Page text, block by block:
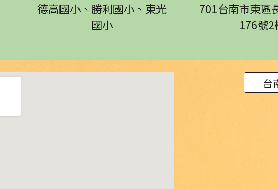
德高國小、勝利國小、東光
國小
701台南市東區
176號2
台